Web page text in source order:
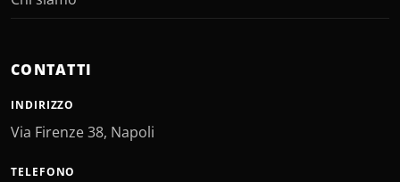
CONTATTI
INDIRIZZO
Via Firenze 38, Napoli
TELEFONO